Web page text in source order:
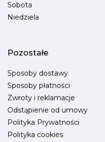
Sobota
Niedziela
Pozostałe
Sposoby dostawy
Sposoby płatności
Zwroty i reklamacje
Odstąpienie od umowy
Polityka Prywatności
Polityka cookies